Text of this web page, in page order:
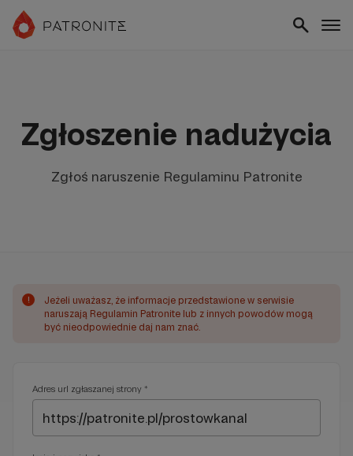
Zgłoszenie nadużycia
Zgłoś naruszenie Regulaminu Patronite
!
Jeżeli uważasz, że informacje przedstawione w serwisie
naruszają Regulamin Patronite lub z innych powodów mogą
być nieodpowiednie daj nam znać.
Adres url zgłaszanej strony *